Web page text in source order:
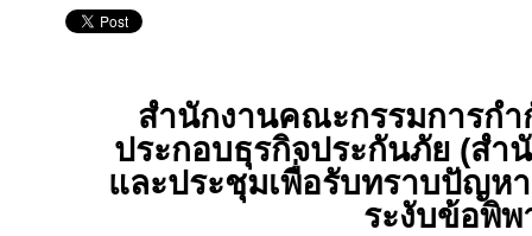
สำนักงานคณะกรรมการกำ
ประกอบธุรกิจประกันภัย (สำ
และประชุมเพื่อรับทราบปัญห
ระงับข้อพิพ